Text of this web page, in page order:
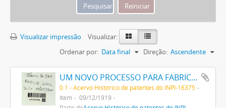
Visualizar impressão
Visualizar:
Ordenar por: Data final Direção: Ascendente
UM NOVO PROCESSO PARA FABRICAÇÃO DE MATERIAS CORANTES PRETAS CONTENDO ENXOFRE PARA TINGIR ALGODÃO
0.1 - Acervo Histórico de patentes do INPI-16375
Item
09/12/1919